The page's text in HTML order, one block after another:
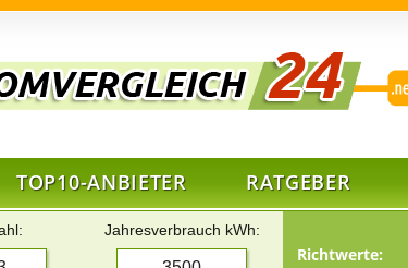
TOP10-ANBIETER RATGEBER
Jahresverbrauch kWh:
Richtwerte: